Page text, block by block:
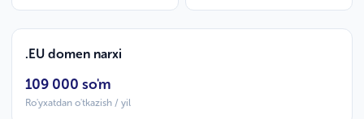
.EU domen narxi
109 000 so'm
Ro'yxatdan o'tkazish / yil